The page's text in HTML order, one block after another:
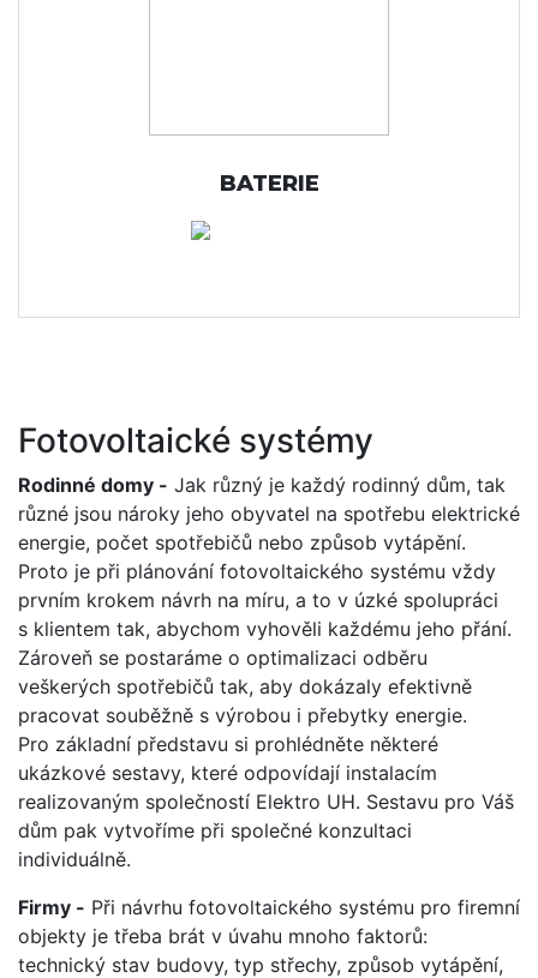
BATERIE
Fotovoltaické systémy
Rodinné domy - Jak různý je každý rodinný dům, tak
různé jsou nároky jeho obyvatel na spotřebu elektrické
energie, počet spotřebičů nebo způsob vytápění.
Proto je při plánování fotovoltaického systému vždy
prvním krokem návrh na míru, a to v úzké spolupráci
s klientem tak, abychom vyhověli každému jeho přání.
Zároveň se postaráme o optimalizaci odběru
veškerých spotřebičů tak, aby dokázaly efektivně
pracovat souběžně s výrobou i přebytky energie.
Pro základní představu si prohlédněte některé
ukázkové sestavy, které odpovídají instalacím
realizovaným společností Elektro UH. Sestavu pro Váš
dům pak vytvoříme při společné konzultaci
individuálně.
Firmy - Při návrhu fotovoltaického systému pro firemní
objekty je třeba brát v úvahu mnoho faktorů:
technický stav budovy, typ střechy, způsob vytápění,